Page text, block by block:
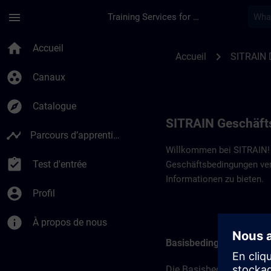
menu Training Services for Digital Industries
home Accueil
group_work Canaux
explore Catalogue
timeline Parcours d’apprentissage
assignment_turned_in Test d'entrée
account_circle Profil
info À propos de nous
Accueil chevron_right SITRAIN
SITRAIN
Willkommen bei
Geschäftsbedingungen
Informationen zu bieten.
Basisbedingungen